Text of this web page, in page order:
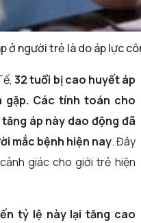
ở người trẻ là do áp lực
32 tuổi bị cao huyết áp
gặp. Các tính toán cho
áp này dao động đã
mắc bệnh hiện nay. Đây
giác cho giới trẻ hiện
tỷ lệ này lại tăng cao